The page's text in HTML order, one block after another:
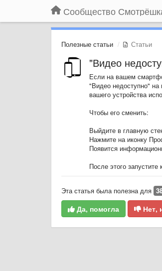
Сообщество
Полезные статьи Статьи
"Видео
Если на вашем
"Видео недоступно" на
вашего устройства
Чтобы его сменить:
Выйдите в главную
Нажмите на иконку
Появится
После этого
Эта статья была полезна для
Да, помогла Нет,